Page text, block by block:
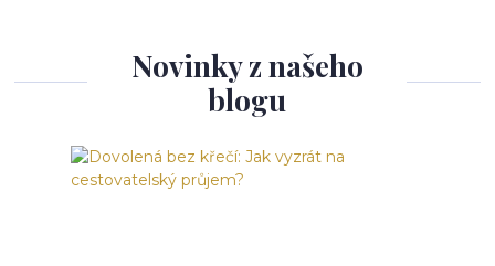
Novinky z našeho
blogu